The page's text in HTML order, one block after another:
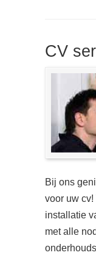
CV
Bij ons
voor uw
installatie
met alle